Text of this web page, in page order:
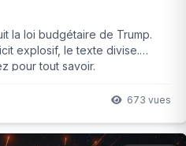
la loi budgétaire de Trump.
explosif, le texte divise.
pour tout savoir.
673 vues